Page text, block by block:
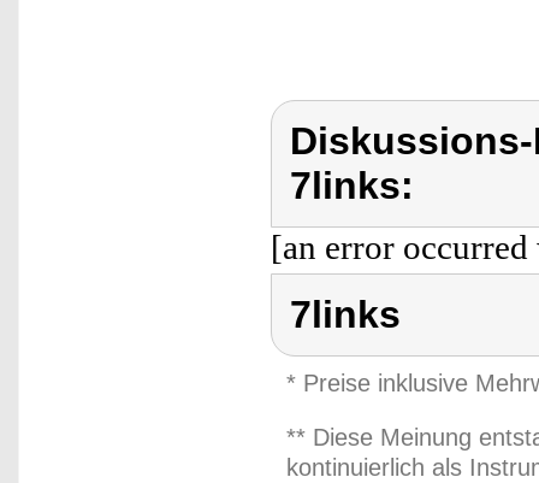
7links:
[an error
7links
* Preise inklusive
** Diese Meinung
kontinuierlich als